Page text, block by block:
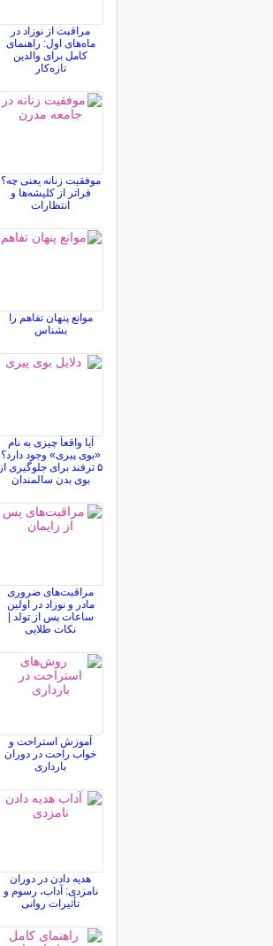
مراقبت از نوزاد در
ماه‌های اول: راهنمای
کامل برای والدین
تازه‌کار
موفقیت زنانه یعنی چه؟
فراتر از کلیشه‌ها و
انتظارات
موانع پنهان تفاهم را
بشناس
آیا واقعاً چیزی به نام
«بوی پیری» وجود دارد؟
۵ ترفند برای جلوگیری از
بوی بدن سالمندان
مراقبت‌های ضروری
مادر و نوزاد در اولین
ساعات پس از تولد |
نکات طلایی
آموزش استراحت و
خواب راحت در دوران
بارداری
هدیه دادن در دوران
نامزدی: آداب، رسوم و
تأثیرات روانی